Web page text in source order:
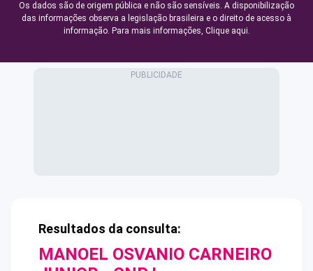
Os dados são de origem pública e não são sensíveis. A disponibilização
das informações observa a legislação brasileira e o direito de acesso à
informação. Para mais informações, Clique aqui.
Resultados da consulta:
MANOEL OSVANIO CARNEIRO